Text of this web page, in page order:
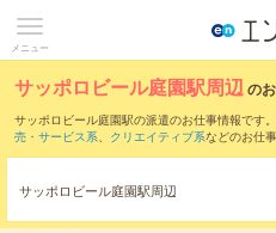
メニュー
サッポロビール庭園駅周辺の
サッポロビール庭園駅の派遣のお仕事情報です。
売・サービス系、 クリエイティブ系などのお仕
また、千歳(北海道)駅・北広島駅
確認いただけます。
サッポロビール庭園駅周辺